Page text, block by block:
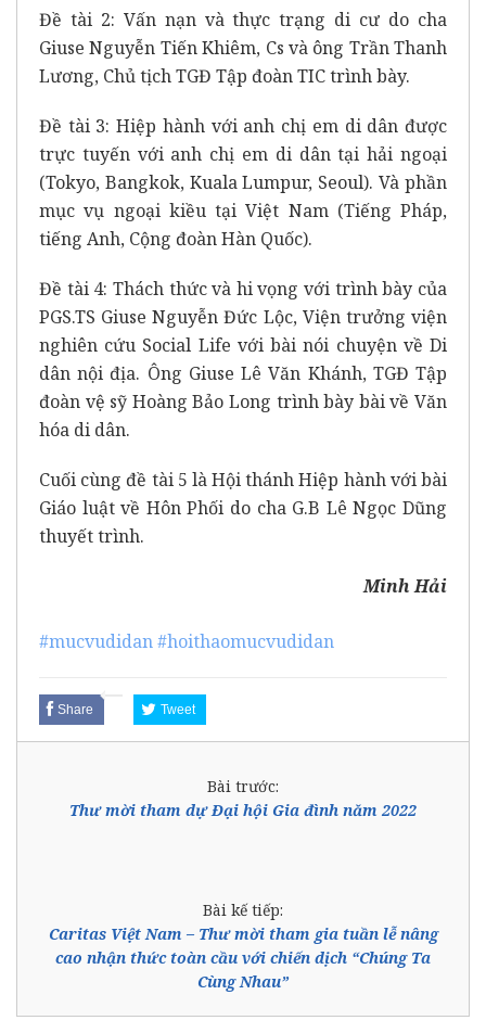
Đề tài 2: Vấn nạn và thực trạng di cư do cha
Giuse Nguyễn Tiến Khiêm, Cs và ông Trần Thanh
Lương, Chủ tịch TGĐ Tập đoàn TIC trình bày.
Đề tài 3: Hiệp hành với anh chị em di dân được
trực tuyến với anh chị em di dân tại hải ngoại
(Tokyo, Bangkok, Kuala Lumpur, Seoul). Và phần
mục vụ ngoại kiều tại Việt Nam (Tiếng Pháp,
tiếng Anh, Cộng đoàn Hàn Quốc).
Đề tài 4: Thách thức và hi vọng với trình bày của
PGS.TS Giuse Nguyễn Đức Lộc, Viện trưởng viện
nghiên cứu Social Life với bài nói chuyện về Di
dân nội địa. Ông Giuse Lê Văn Khánh, TGĐ Tập
đoàn vệ sỹ Hoàng Bảo Long trình bày bài về Văn
hóa di dân.
Cuối cùng đề tài 5 là Hội thánh Hiệp hành với bài
Giáo luật về Hôn Phối do cha G.B Lê Ngọc Dũng
thuyết trình.
Minh Hải
#mucvudidan#hoithaomucvudidan
Share Tweet
Bài trước:
Thư mời tham dự Đại hội Gia đình năm 2022
Bài kế tiếp:
Caritas Việt Nam – Thư mời tham gia tuần lễ nâng
cao nhận thức toàn cầu với chiến dịch “Chúng Ta
Cùng Nhau”